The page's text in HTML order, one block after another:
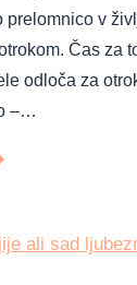
prelomnico v
Čas za
odloča za
–…